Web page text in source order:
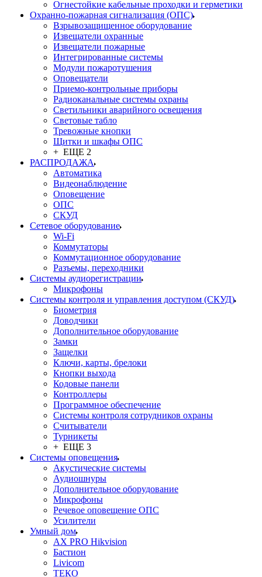
Огнестойкие кабельные проходки и герметики
Охранно-пожарная сигнализация (ОПС)
Взрывозащищенное оборудование
Извещатели охранные
Извещатели пожарные
Интегрированные системы
Модули пожаротушения
Оповещатели
Приемо-контрольные приборы
Радиоканальные системы охраны
Светильники аварийного освещения
Световые табло
Тревожные кнопки
Щитки и шкафы ОПС
+ ЕЩЕ 2
РАСПРОДАЖА
Автоматика
Видеонаблюдение
Оповещение
ОПС
СКУД
Сетевое оборудование
Wi-Fi
Коммутаторы
Коммутационное оборудование
Разъемы, переходники
Системы аудиорегистрации
Микрофоны
Системы контроля и управления доступом (СКУД)
Биометрия
Доводчики
Дополнительное оборудование
Замки
Защелки
Ключи, карты, брелоки
Кнопки выхода
Кодовые панели
Контроллеры
Программное обеспечение
Системы контроля сотрудников охраны
Считыватели
Турникеты
+ ЕЩЕ 3
Системы оповещения
Акустические системы
Аудиошнуры
Дополнительное оборудование
Микрофоны
Речевое оповещение ОПС
Усилители
Умный дом
AX PRO Hikvision
Бастион
Livicom
ТЕКО